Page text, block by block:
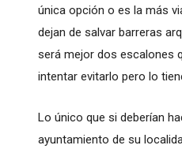
única opción o es la más
dejan de salvar barreras
será mejor dos escalones
intentar evitarlo pero lo
Lo único que si deberían
ayuntamiento de su